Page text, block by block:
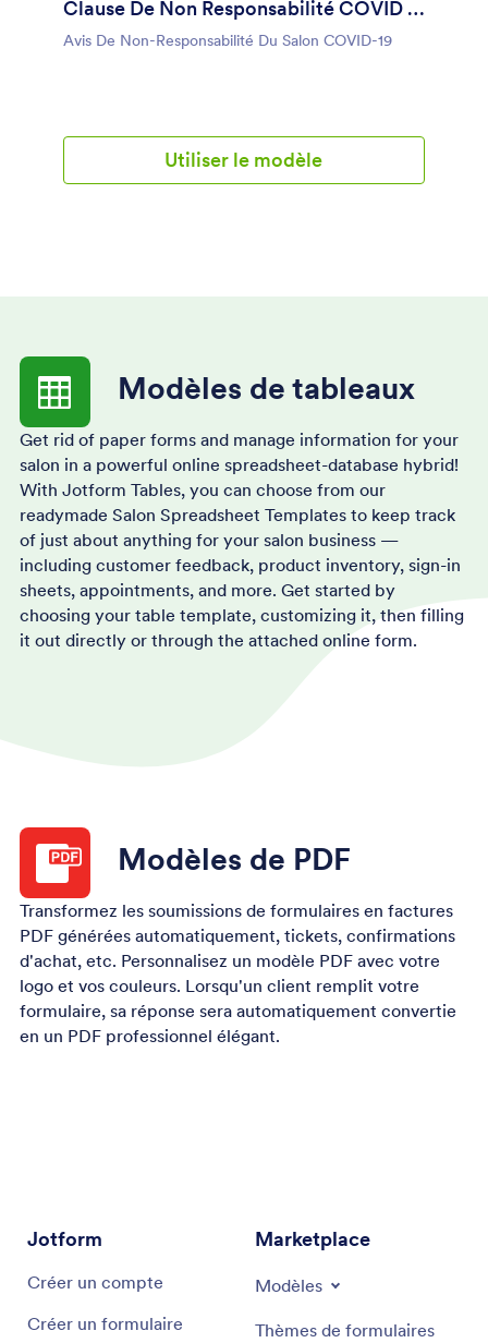
applications et envoyer automatiquement des
soumissions à vos autres comptes en ligne, tels que
Clause De Non Responsabilité COVID 19
Avis De Non-Responsabilité Du Salon COVID-19
Utiliser le modèle
Modèles de tableaux
Get rid of paper forms and manage information for your
salon in a powerful online spreadsheet-database hybrid!
With Jotform Tables, you can choose from our
readymade Salon Spreadsheet Templates to keep track
of just about anything for your salon business —
including customer feedback, product inventory, sign-in
sheets, appointments, and more. Get started by
choosing your table template, customizing it, then filling
it out directly or through the attached online form.
Modèles de PDF
Transformez les soumissions de formulaires en factures
PDF générées automatiquement, tickets, confirmations
d'achat, etc. Personnalisez un modèle PDF avec votre
logo et vos couleurs. Lorsqu'un client remplit votre
formulaire, sa réponse sera automatiquement convertie
en un PDF professionnel élégant.
Jotform
Créer un compte
Créer un formulaire
Marketplace
Modèles
Thèmes de formulaires